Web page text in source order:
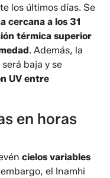
los últimos días. Se
cercana a los 31
térmica superior
. Además, la
baja y se
UV entre
en horas
cielos variables
el Inamhi